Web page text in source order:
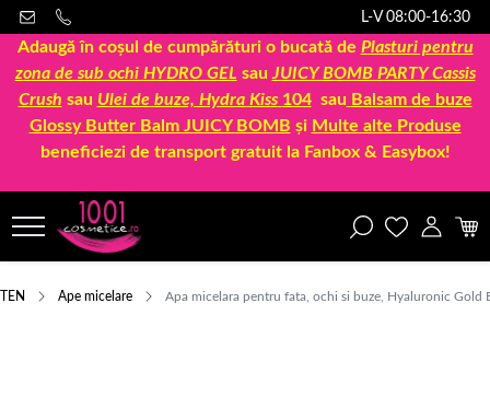
L-V 08:00-16:30
Adaugă în coșul de cumpărături o bucată de Plasturi pentru
zona de sub ochi HYDRO GEL sau JUICY BOMB PARTY Cassis
Crush sau Ulei de buze, Hydra Kiss 104sau Balsam de buze
Glossy Butter Balm JUICY BOMB și Multe alte Produse
beneficiezi de transport gratuit la Fanbox & Easybox!
TEN Ape micelare Apa micelara pentru fata, ochi si buze, Hyaluronic Gold